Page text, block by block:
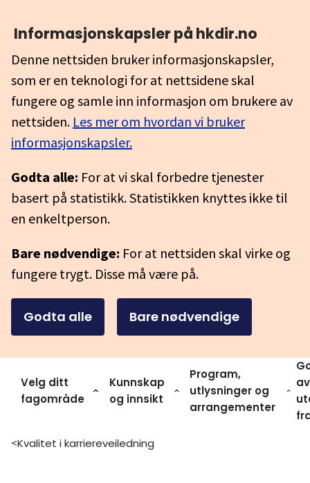
Informasjonskapsler på hkdir.no
Denne nettsiden bruker informasjonskapsler,
som er en teknologi for at nettsidene skal
fungere og samle inn informasjon om brukere av
nettsiden. Les mer om hvordan vi bruker
informasjonskapsler.
Godta alle: For at vi skal forbedre tjenester
basert på statistikk. Statistikken knyttes ikke til
en enkeltperson.
Bare nødvendige: For at nettsiden skal virke og
fungere trygt. Disse må være på.
Godta alle Bare nødvendige
Velg ditt
fagområde
Kunnskap
og innsikt
Program,
utlysninger og
arrangementer
av
>Kvalitet i karriereveiledning